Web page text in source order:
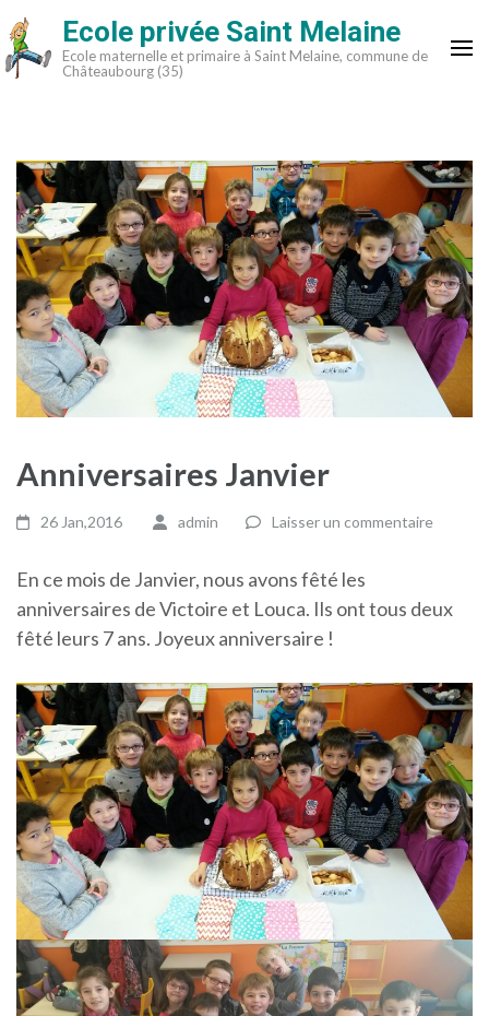
Aller
au
contenu
Ecole privée Saint Melaine
Ecole maternelle et primaire à Saint Melaine, commune de
Châteaubourg (35)
Anniversaires Janvier
26 Jan,2016 admin Laisser un commentaire
En ce mois de Janvier, nous avons fêté les
anniversaires de Victoire et Louca. Ils ont tous deux
fêté leurs 7 ans. Joyeux anniversaire !